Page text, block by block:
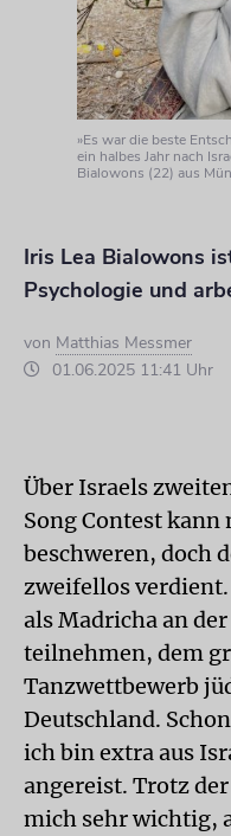
»Es war die beste
ein halbes Jahr nach
Bialowons (22) aus
Iris Lea Bialowons
Psychologie und
von Matthias Messmer
01.06.2025 11:41 Uhr
Über Israels
Song Contest
beschweren, doch
zweifellos
als Madricha an
teilnehmen, dem
Tanzwettbewerb
Deutschland.
ich bin extra aus
angereist. Trotz
mich sehr wichtig,